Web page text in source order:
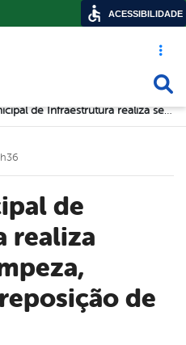
Acesso
Equipe Municipal de Infraestrutura realiza serviços de limpeza, iluminação e reposição de calçamento
realiza
de
ACESSIBILIDADE